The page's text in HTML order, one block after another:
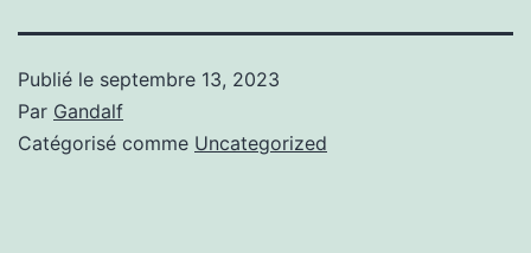
Publié le septembre 13, 2023
Par Gandalf
Catégorisé comme Uncategorized